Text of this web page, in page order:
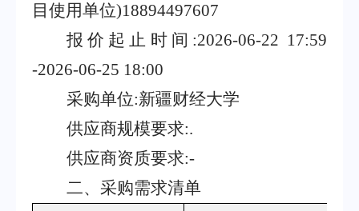
目使用单位)18894497607
报价起止时间 :2026-06-22 17:59
-2026-06-25 18:00
采购单位:新疆财经大学
供应商规模要求:.
供应商资质要求:-
二、采购需求清单